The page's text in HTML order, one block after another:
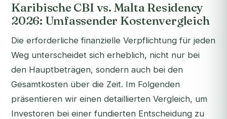
Karibische CBI vs. Malta Residency
2026: Umfassender Kostenvergleich
Die erforderliche finanzielle Verpflichtung für jeden
Weg unterscheidet sich erheblich, nicht nur bei
den Hauptbeträgen, sondern auch bei den
Gesamtkosten über die Zeit. Im Folgenden
präsentieren wir einen detaillierten Vergleich, um
Investoren bei einer fundierten Entscheidung zu